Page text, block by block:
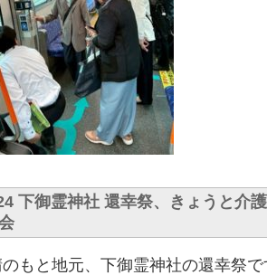
下御霊神社 還幸祭、きょうと介
もと地元、下御霊神社の還幸祭で